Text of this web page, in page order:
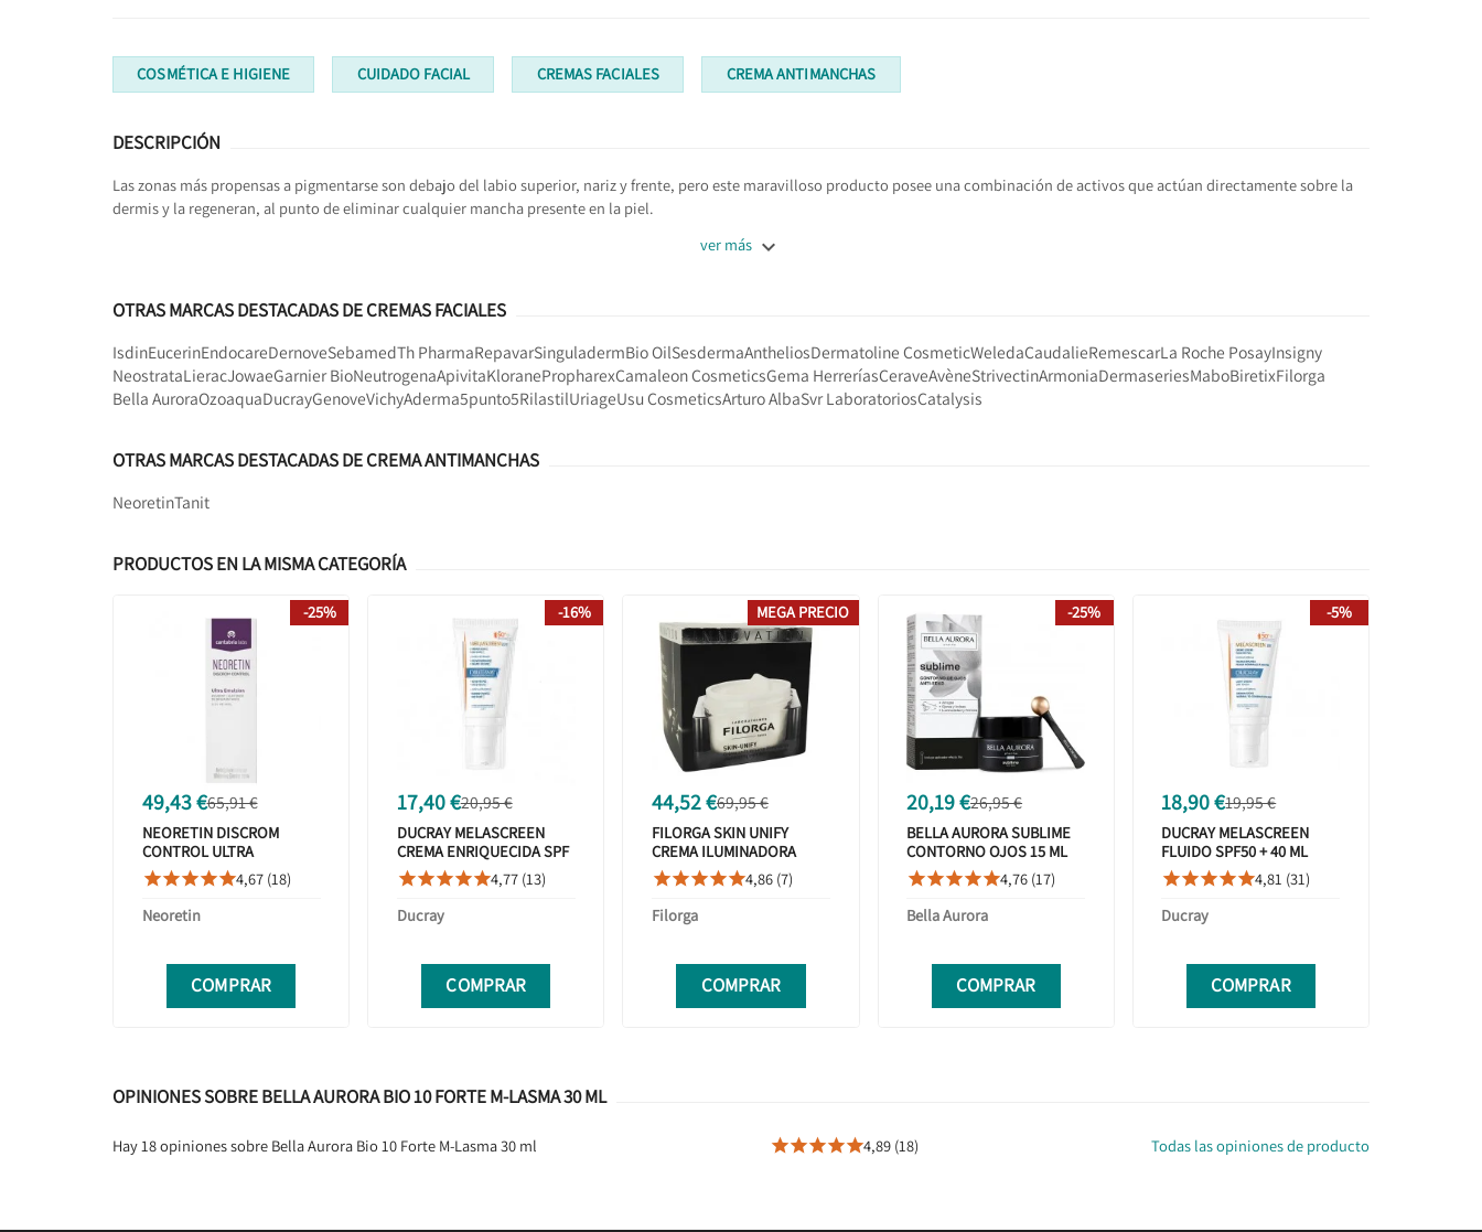
COSMÉTICA E HIGIENE CUIDADO FACIAL CREMAS FACIALES CREMA ANTIMANCHAS
DESCRIPCIÓN
Las zonas más propensas a pigmentarse son debajo del labio superior, nariz y frente, pero este maravilloso producto posee una combinación de activos que actúan directamente sobre la
dermis y la regeneran, al punto de eliminar cualquier mancha presente en la piel.
ver más 
OTRAS MARCAS DESTACADAS DE CREMAS FACIALES
IsdinEucerinEndocareDernoveSebamedTh PharmaRepavarSinguladermBio OilSesdermaAntheliosDermatoline CosmeticWeledaCaudalieRemescarLa Roche PosayInsigny
NeostrataLieracJowaeGarnier BioNeutrogenaApivitaKloranePropharexCamaleon CosmeticsGema HerreríasCeraveAvèneStrivectinArmoniaDermaseriesMaboBiretixFilorga
Bella AuroraOzoaquaDucrayGenoveVichyAderma5punto5RilastilUriageUsu CosmeticsArturo AlbaSvr LaboratoriosCatalysis
OTRAS MARCAS DESTACADAS DE CREMA ANTIMANCHAS
NeoretinTanit
PRODUCTOS EN LA MISMA CATEGORÍA
49,43 €65,91 €
NEORETIN DISCROM
CONTROL ULTRA
EMULSION 30 ML
4,67 (18)
Neoretin
COMPRAR
-25%
17,40 €20,95 €
DUCRAY MELASCREEN
CREMA ENRIQUECIDA SPF
50+ 40ML
4,77 (13)
Ducray
COMPRAR
-16%
44,52 €69,95 €
FILORGA SKIN UNIFY
CREMA ILUMINADORA
50ML
4,86 (7)
Filorga
COMPRAR
MEGA PRECIO
20,19 €26,95 €
BELLA AURORA SUBLIME
CONTORNO OJOS 15 ML
4,76 (17)
Bella Aurora
COMPRAR
-25%
18,90 €19,95 €
DUCRAY MELASCREEN
FLUIDO SPF50 + 40 ML
4,81 (31)
Ducray
COMPRAR
-5%
OPINIONES SOBRE BELLA AURORA BIO 10 FORTE M-LASMA 30 ML
Hay 18 opiniones sobre Bella Aurora Bio 10 Forte M-Lasma 30 ml 4,89 (18) Todas las opiniones de producto